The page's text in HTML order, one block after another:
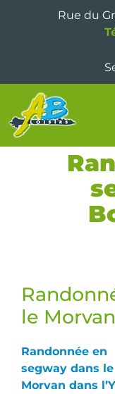
Rue du
le
Randonnée en
segway dans le
Morvan dans